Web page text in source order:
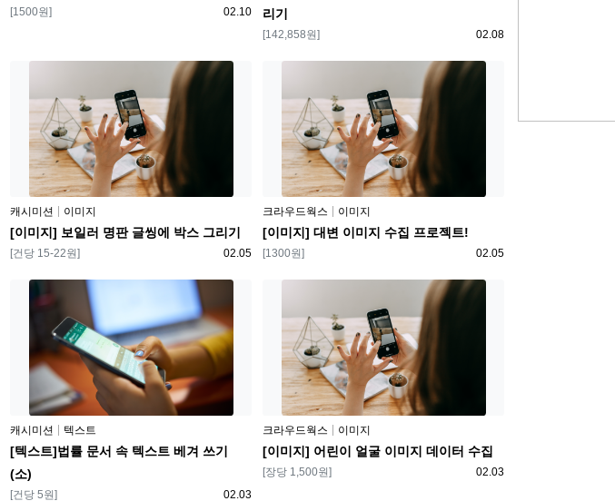
등록일
02.10
보상
[1500원]
리기
등록일
02.08
보상
[142,858원]
플랫폼
캐시미션 이미지
[이미지] 보일러 명판 글씽에 박스 그리기
등록일
02.05
보상
[건당 15-22원]
플랫폼
크라우드웍스 이미지
[이미지] 대변 이미지 수집 프로젝트!
등록일
02.05
보상
[1300원]
플랫폼
캐시미션 텍스트
[텍스트]법률 문서 속 텍스트 베겨 쓰기
(소)
등록일
02.03
보상
[건당 5원]
플랫폼
크라우드웍스 이미지
[이미지] 어린이 얼굴 이미지 데이터 수집
등록일
02.03
보상
[장당 1,500원]